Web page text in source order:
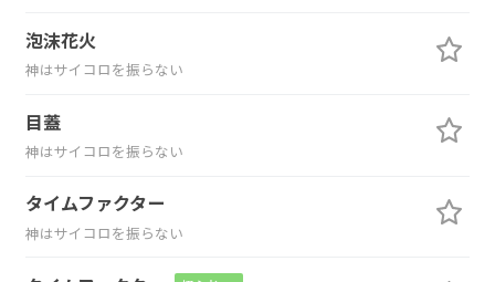
泡沫花火
神はサイコロを振らない
目蓋
神はサイコロを振らない
タイムファクター
神はサイコロを振らない